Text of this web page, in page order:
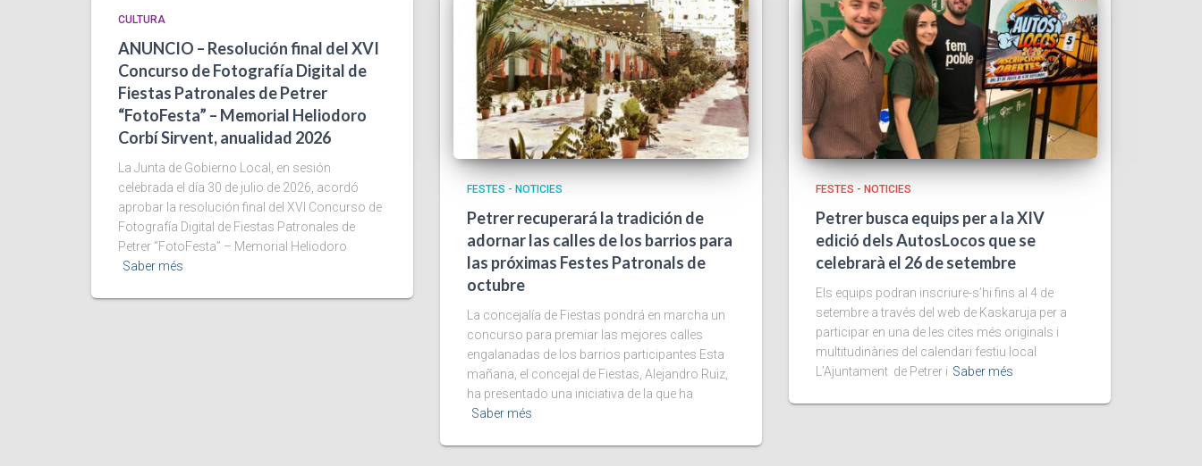
CULTURA
ANUNCIO – Resolución final del XVI
Concurso de Fotografía Digital de
Fiestas Patronales de Petrer
“FotoFesta” – Memorial Heliodoro
Corbí Sirvent, anualidad 2026
La Junta de Gobierno Local, en sesión
celebrada el día 30 de julio de 2026, acordó
aprobar la resolución final del XVI Concurso de
Fotografía Digital de Fiestas Patronales de
Petrer “FotoFesta” – Memorial Heliodoro
Saber més
FESTES - NOTICIES
Petrer recuperará la tradición de
adornar las calles de los barrios para
las próximas Festes Patronals de
octubre
La concejalía de Fiestas pondrá en marcha un
concurso para premiar las mejores calles
engalanadas de los barrios participantes Esta
mañana, el concejal de Fiestas, Alejandro Ruiz,
ha presentado una iniciativa de la que ha
Saber més
FESTES - NOTICIES
Petrer busca equips per a la XIV
edició dels AutosLocos que se
celebrarà el 26 de setembre
Els equips podran inscriure-s’hi fins al 4 de
setembre a través del web de Kaskaruja per a
participar en una de les cites més originals i
multitudinàries del calendari festiu local
L’Ajuntament de Petrer i Saber més